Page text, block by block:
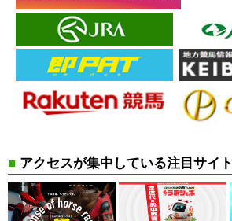
■ アクセスが集中している注目サイト